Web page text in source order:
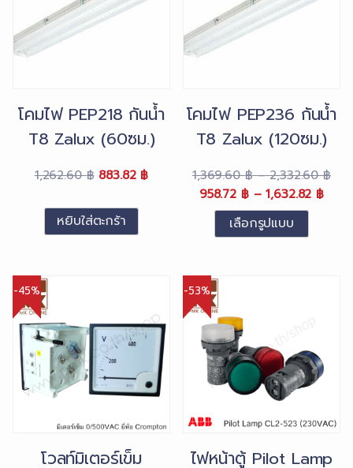
โคมไฟ PEP218 กันน้ำ
T8 Zalux (60ซม.)
1,262.60฿ Original
was:
1,262.60 ฿.
883.82 ฿Current
หยิบใส่ตะกร้า
โคมไฟ PEP236 กันน้ำ
T8 Zalux (120ซม.)
1,369.60฿ – 2,332.60฿
Original
price
2,332.60 ฿Price
range:
1,369.60 ฿
through
2,332.60 ฿.
958.72 ฿ – 1,632.82 ฿Price
เลือกรูปแบบ
The
options
may
be
chosen
the
-45%
โวลท์มิเตอร์เข็ม
-53%
ไฟหน้าตู้ Pilot Lamp